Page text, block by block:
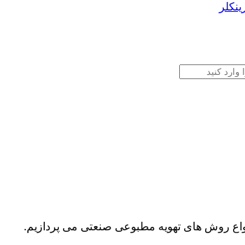
روش های تهویه مطبوعی صنعتی می پردازیم.